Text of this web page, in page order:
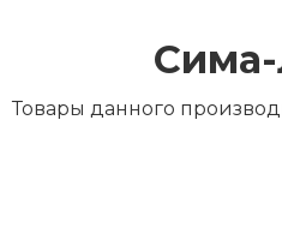
Товары данного